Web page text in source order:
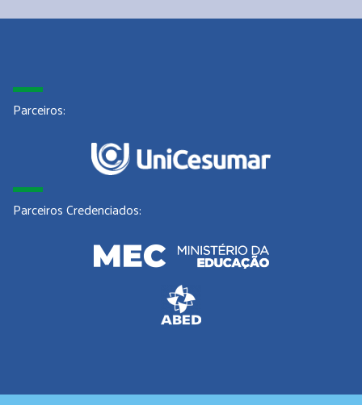
Parceiros:
Parceiros Credenciados: